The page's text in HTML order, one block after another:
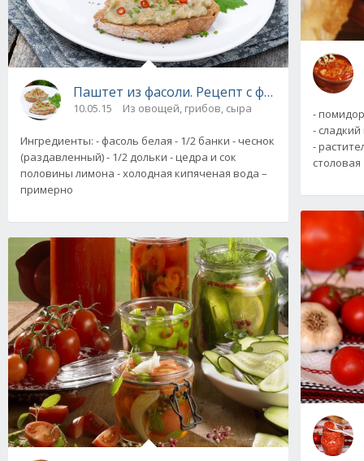
Паштет из фасоли. Рецепт с фото
10.05.15 Из овощей, грибов, сыра
Ингредиенты: - фасоль белая - 1/2 банки - чеснок
(раздавленный) - 1/2 дольки - цедра и сок
половины лимона - холодная кипяченая вода –
примерно
-
-
-
столовая